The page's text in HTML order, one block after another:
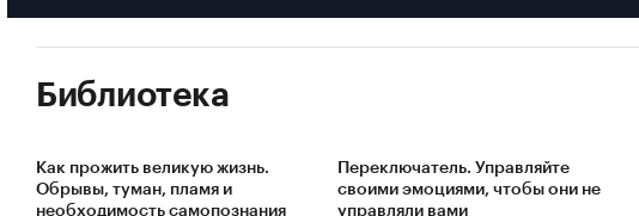
Библиотека
Как прожить великую жизнь.
Обрывы, туман, пламя и
необходимость самопознания
Переключатель. Управляйте
своими эмоциями, чтобы они не
управляли вами